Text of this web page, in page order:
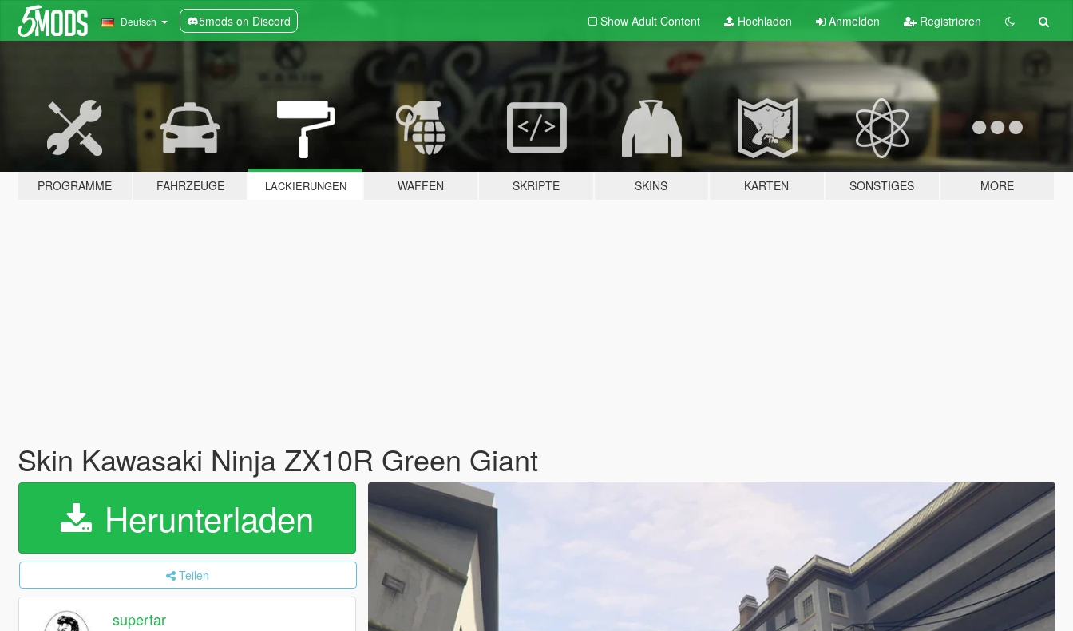
Deutsch 5mods on Discord Show Adult Content Hochladen Anmelden Registrieren
PROGRAMME FAHRZEUGE LACKIERUNGEN WAFFEN SKRIPTE SKINS KARTEN SONSTIGES MORE
Skin Kawasaki Ninja ZX10R Green Giant
Herunterladen
Teilen
supertar